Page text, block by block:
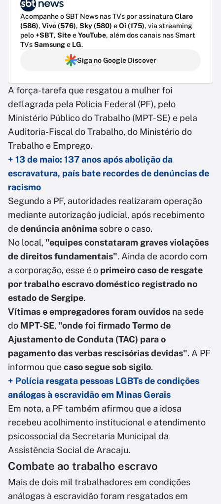
Acompanhe o SBT News nas TVs por assinatura Claro
(586), Vivo (576), Sky (580) eOi (175), via streaming
pelo+SBT, SiteeYouTube, além dos canais nas Smart
TVsSamsunge LG.
Siga no Google Discover
A força-tarefa que resgatou a mulher foi
deflagrada pela Polícia Federal (PF), pelo
Ministério Público do Trabalho (MPT-SE) e pela
Auditoria-Fiscal do Trabalho, do Ministério do
Trabalho e Emprego.
+ 13 de maio: 137 anos após abolição da
escravatura, país bate recordes de denúncias de
racismo
Segundo a PF, autoridades realizaram operação
mediante autorização judicial, após recebimento
dedenúncia anônima sobre o caso.
No local, "equipes constataram graves violações
de direitos fundamentais". Ainda de acordo com
a corporação, esse é o primeiro caso de resgate
por trabalho escravo doméstico registrado no
estado de Sergipe.
Vítimas e empregadores foram ouvidos na sede
do MPT-SE, "onde foi firmado Termo de
Ajustamento de Conduta (TAC) para o
pagamento das verbas rescisórias devidas". A PF
informou quecaso segue sob sigilo.
+ Polícia resgata pessoas LGBTs de condições
análogas à escravidão em Minas Gerais
Em nota, a PF também afirmou que a idosa
recebeu acolhimento institucional e atendimento
psicossocial da Secretaria Municipal da
Assistência Social de Aracaju.
Combate ao trabalho escravo
Mais de dois mil trabalhadores em condições
análogas à escravidão foram resgatados em